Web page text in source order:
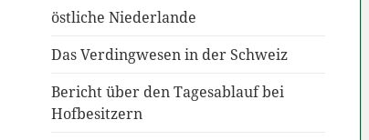
östliche Niederlande
Das Verdingwesen in der Schweiz
Bericht über den Tagesablauf bei
Hofbesitzern